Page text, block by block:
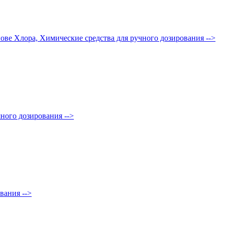
Хлора, Химические средства для ручного дозирования -->
дозирования -->
-->